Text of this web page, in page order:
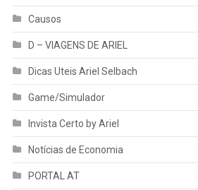
Causos
D – VIAGENS DE ARIEL
Dicas Uteis Ariel Selbach
Game/Simulador
Invista Certo by Ariel
Notícias de Economia
PORTAL AT